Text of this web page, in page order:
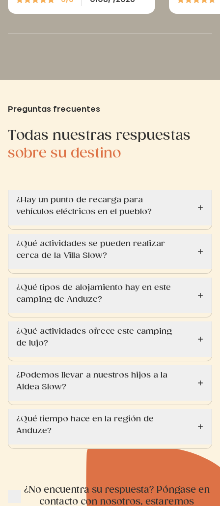
Preguntas frecuentes
Todas nuestras respuestas
sobre su destino
¿Hay un punto de recarga para
vehículos eléctricos en el pueblo?
¿Qué actividades se pueden realizar
cerca de la Villa Slow?
¿Qué tipos de alojamiento hay en este
camping de Anduze?
¿Qué actividades ofrece este camping
de lujo?
¿Podemos llevar a nuestros hijos a la
Aldea Slow?
¿Qué tiempo hace en la región de
Anduze?
¿No encuentra su respuesta? Póngase en
contacto con nosotros, estaremos